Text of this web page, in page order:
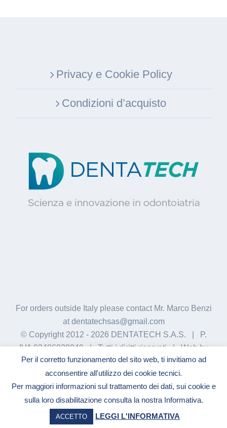
Privacy e Cookie Policy
Condizioni d’acquisto
For orders outside Italy please contact Mr. Marco Benzi
at dentatechsas@gmail.com
© Copyright 2012 - 2026 DENTATECH S.A.S. | P.
IVA 03486830049 | Tutti i diritti riservati | Web by
GigiWork
FacebookYouTubeLinkedIn
Per il corretto funzionamento del sito web, ti invitiamo ad
acconsentire all'utilizzo dei cookie tecnici.
Per maggiori informazioni sul trattamento dei dati, sui cookie e
sulla loro disabilitazione consulta la nostra Informativa.
ACCETTO LEGGI L'INFORMATIVA